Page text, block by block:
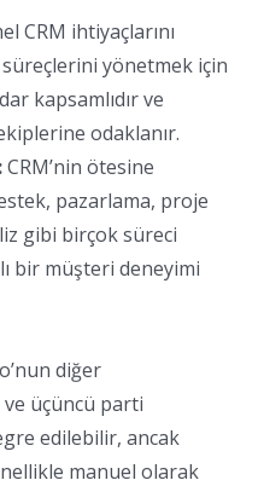
CRM ihtiyaçlarını
süreçlerini yönetmek için
kapsamlıdır ve
odaklanır.
CRM’nin ötesine
pazarlama, proje
gibi birçok süreci
bir müşteri deneyimi
diğer
ve üçüncü parti
edilebilir, ancak
manuel olarak